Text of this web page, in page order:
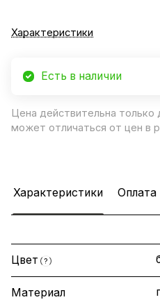
Характеристики
Есть в наличии
Цена действительна только
может отличаться от цен в
Характеристики Оплата
Цвет ?
Материал